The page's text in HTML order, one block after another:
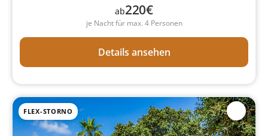
ab220€
je Nacht für max. 4 Personen
Details ansehen
FLEX-STORNO